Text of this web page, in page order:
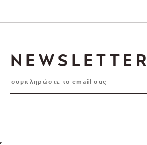
NEWSLETTER